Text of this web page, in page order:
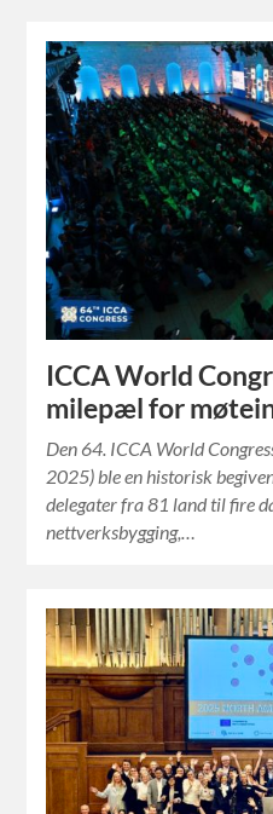
ICCA World
milepæl for
Den 64. ICCA World
2025) ble en historisk
delegater fra 81 land til fire
nettverksbygging,…